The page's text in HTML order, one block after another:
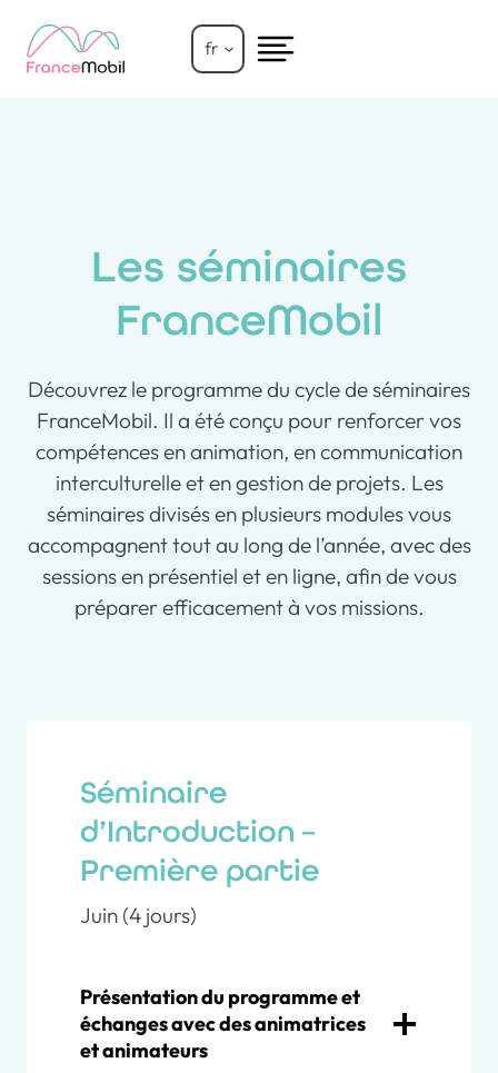
contenu
fr
Les séminaires
FranceMobil
Découvrez le programme du cycle de séminaires
FranceMobil. Il a été conçu pour renforcer vos
compétences en animation, en communication
interculturelle et en gestion de projets. Les
séminaires divisés en plusieurs modules vous
accompagnent tout au long de l’année, avec des
sessions en présentiel et en ligne, afin de vous
préparer efficacement à vos missions.
Séminaire
d’Introduction –
Première partie
Juin (4 jours)
Présentation du programme et
échanges avec des animatrices
et animateurs